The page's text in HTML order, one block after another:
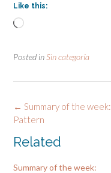
Like this:
Loading…
Posted inSin categoría
Post
navigation
← Summary of the week:
Pattern
Related
Summary of the week: